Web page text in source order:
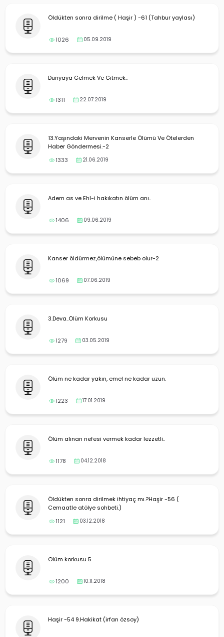
Öldükten sonra dirilme ( Haşir ) -61 (Tahbur yaylası)
1026 05.09.2019
Dünyaya Gelmek Ve Gitmek..
1311 22.07.2019
13.Yaşındaki Mervenin Kanserle Ölümü Ve Ötelerden
Haber Göndermesi.-2
1333
21.06.2019
Adem as ve Ehl-i hakıkatın ölüm anı..
1406 09.06.2019
Kanser öldürmez,ölümüne sebeb olur-2
1069 07.06.2019
3.Deva..Ölüm Korkusu
1279 03.05.2019
Ölüm ne kadar yakın, emel ne kadar uzun.
1223 17.01.2019
Ölüm alınan nefesi vermek kadar lezzetli..
1178 04.12.2018
Öldükten sonra dirilmek ihtiyaç mı.?Haşir -56 (
Cemaatle atölye sohbeti.)
1121
03.12.2018
Ölüm korkusu 5
1200 10.11.2018
Haşir -54 9.Hakikat (irfan özsoy)